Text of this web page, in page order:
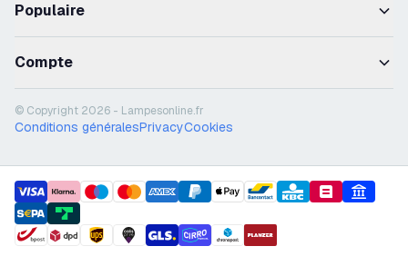
Populaire
Compte
© Copyright 2026 - Lampesonline.fr
Conditions généralesPrivacyCookies
payment methods
shipment methods